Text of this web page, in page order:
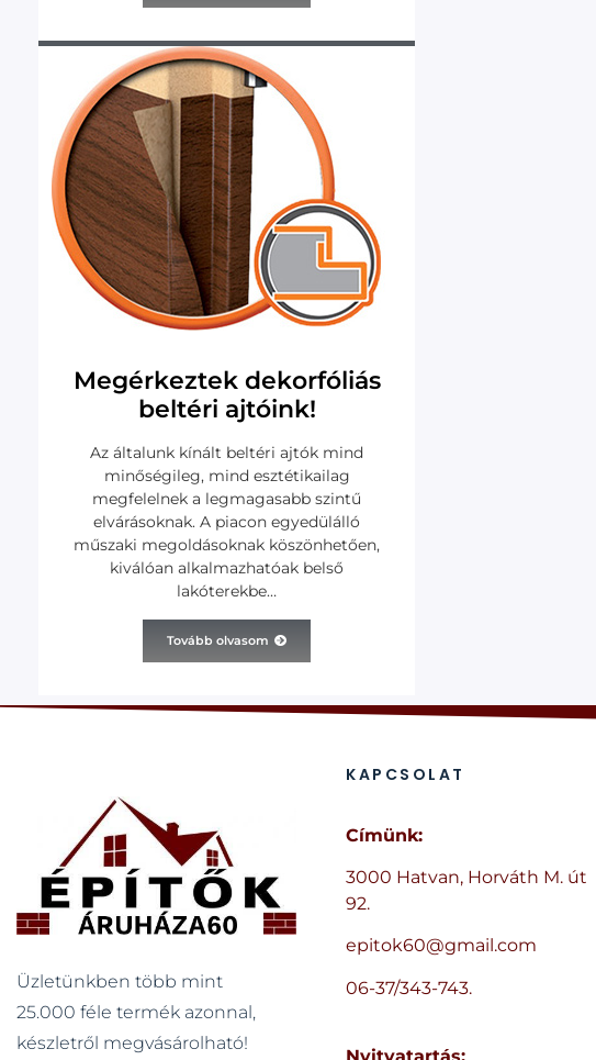
Megérkeztek dekorfóliás
beltéri ajtóink!
Az általunk kínált beltéri ajtók mind
minőségileg, mind esztétikailag
megfelelnek a legmagasabb szintű
elvárásoknak. A piacon egyedülálló
műszaki megoldásoknak köszönhetően,
kiválóan alkalmazhatóak belső
lakóterekbe…
Tovább olvasom
Üzletünkben több mint
25.000 féle termék azonnal,
készletről megvásárolható!
KAPCSOLAT
Címünk:
3000 Hatvan, Horváth M. út
92.
epitok60@gmail.com
06-37/343-743.